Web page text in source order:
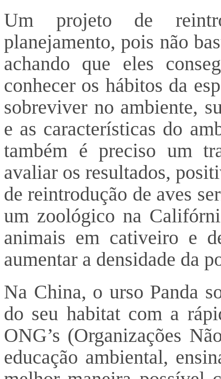
Um projeto de
planejamento, pois não
achando que eles
conhecer os hábitos da
sobreviver no ambiente,
e as características do
também é preciso um
avaliar os resultados,
de reintrodução de aves
um zoológico na
animais em cativeiro e
aumentar a densidade da
Na China, o urso Panda
do seu habitat com a
ONG’s (Organizações
educação ambiental,